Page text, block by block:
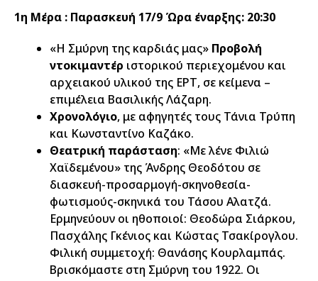
1η Μέρα : Παρασκευή 17/9 Ώρα έναρξης: 20:30
«Η Σμύρνη της καρδιάς μας» Προβολή
ντοκιμαντέρ ιστορικού περιεχομένου και
αρχειακού υλικού της ΕΡΤ, σε κείμενα –
επιμέλεια Βασιλικής Λάζαρη.
Χρονολόγιο, με αφηγητές τους Τάνια Τρύπη
και Κωνσταντίνο Καζάκο.
Θεατρική παράσταση: «Με λένε Φιλιώ
Χαϊδεμένου» της Άνδρης Θεοδότου σε
διασκευή-προσαρμογή-σκηνοθεσία-
φωτισμούς-σκηνικά του Τάσου Αλατζά.
Ερμηνεύουν οι ηθοποιοί: Θεοδώρα Σιάρκου,
Πασχάλης Γκένιος και Κώστας Τσακίρογλου.
Φιλική συμμετοχή: Θανάσης Κουρλαμπάς.
Βρισκόμαστε στη Σμύρνη του 1922. Οι